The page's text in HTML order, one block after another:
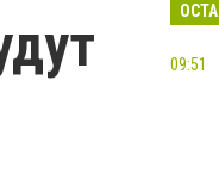
09:51